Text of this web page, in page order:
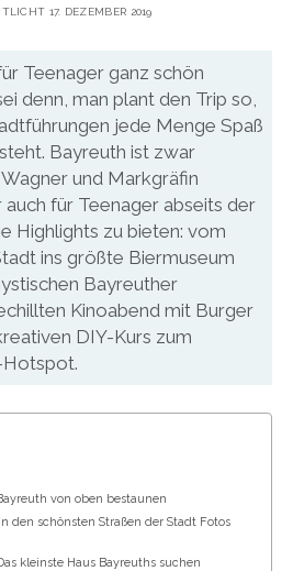
17. DEZEMBER 2019
Teenager ganz schön
denn, man plant den Trip so,
jede Menge Spaß
Bayreuth ist zwar
und Markgräfin
für Teenager abseits der
Highlights zu bieten: vom
ins größte Biermuseum
Bayreuther
Kinoabend mit Burger
DIY-Kurs zum
Hotspot.
von oben bestaunen
den schönsten Straßen der Stadt Fotos
kleinste Haus Bayreuths suchen